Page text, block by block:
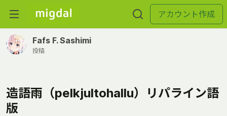
アカウント作成
Fafs F. Sashimi
投稿
造語雨（pelkjultohallu）リパライン語
版